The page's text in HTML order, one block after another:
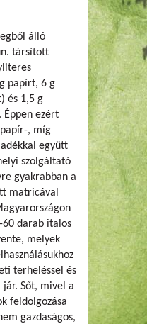
álló
társított
papírt, 6 g
és 1,5 g
ezért
, míg
együtt
szolgáltató
gyakrabban a
matricával
60 darab italos
melyek
terheléssel és
Sőt, mivel a
feldolgozása
gazdaságos,